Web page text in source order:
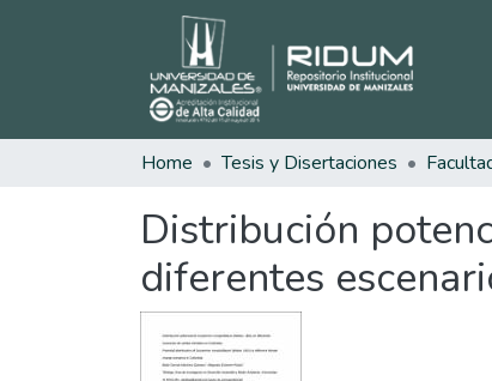
Home Tesis y Disertaciones
Distribución
diferentes